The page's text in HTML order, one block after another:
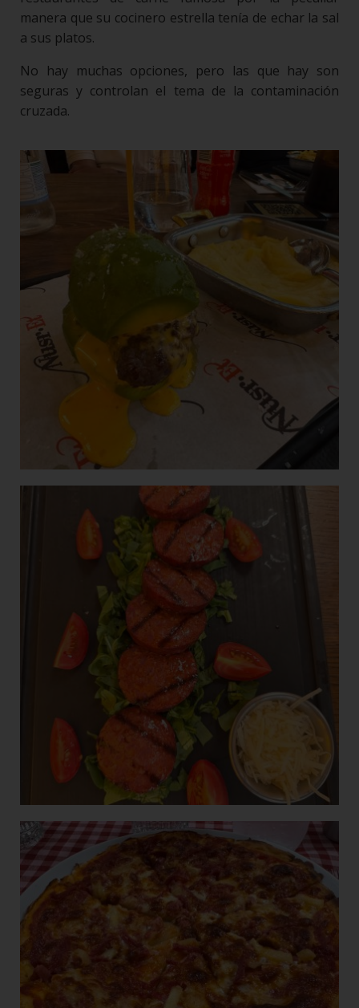
manera que su cocinero estrella tenía de echar la sal
a sus platos.
No hay muchas opciones, pero las que hay son
seguras y controlan el tema de la contaminación
cruzada.